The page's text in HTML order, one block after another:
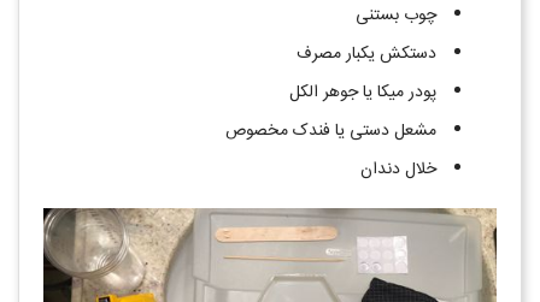
چوب بستنی
دستکش یکبار مصرف
پودر میکا یا جوهر الکل
مشعل دستی یا فندک مخصوص
خلال دندان